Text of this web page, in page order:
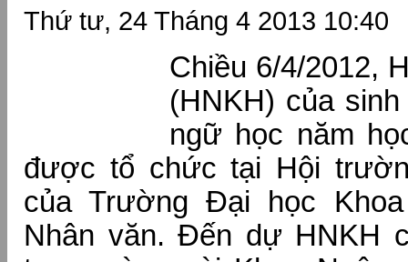
Thứ tư, 24 Tháng 4 2013 10:40
Chiều 6/4/2012,
(HNKH) của
ngữ học năm
được tổ chức tại Hội
của Trường Đại học
Nhân văn. Đến dự HNKH